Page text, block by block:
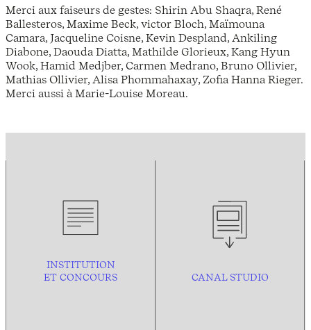
Merci aux faiseurs de gestes: Shirin Abu Shaqra, René
Ballesteros, Maxime Beck, victor Bloch, Maïmouna
Camara, Jacqueline Coisne, Kevin Despland, Ankiling
Diabone, Daouda Diatta, Mathilde Glorieux, Kang Hyun
Wook, Hamid Medjber, Carmen Medrano, Bruno Ollivier,
Mathias Ollivier, Alisa Phommahaxay, Zofia Hanna Rieger.
Merci aussi à Marie-Louise Moreau.
INSTITUTION
ET CONCOURS
CANAL STUDIO